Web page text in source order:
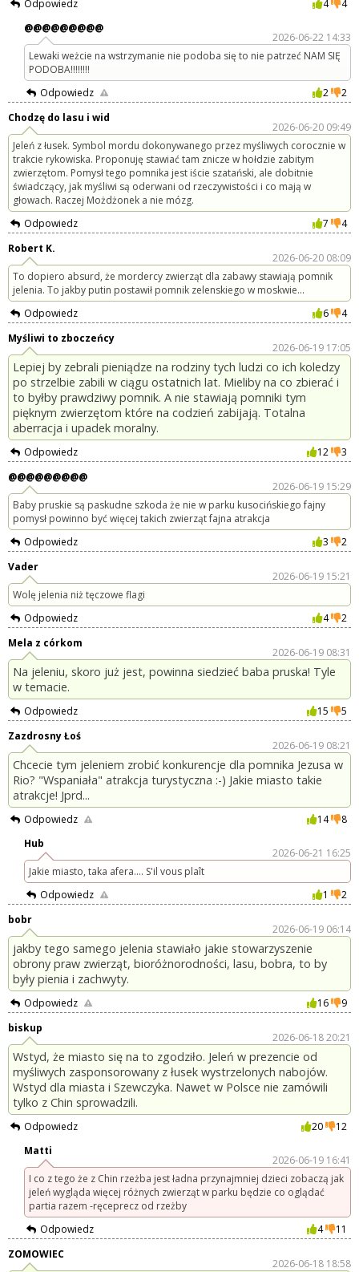
Odpowiedz 4
4
@@@@@@@@@
2026-06-22 14:33
Lewaki weżcie na wstrzymanie nie podoba się to nie patrzeć NAM SIĘ
PODOBA!!!!!!!!
Odpowiedz
2
2
Chodzę do lasu i wid
2026-06-20 09:49
Jeleń z łusek. Symbol mordu dokonywanego przez myśliwych corocznie w
trakcie rykowiska. Proponuję stawiać tam znicze w hołdzie zabitym
zwierzętom. Pomysł tego pomnika jest iście szatański, ale dobitnie
świadczący, jak myśliwi są oderwani od rzeczywistości i co mają w
głowach. Raczej Możdżonek a nie mózg.
Odpowiedz
7
4
Robert K.
2026-06-20 08:09
To dopiero absurd, że mordercy zwierząt dla zabawy stawiają pomnik
jelenia. To jakby putin postawił pomnik zelenskiego w moskwie...
Odpowiedz
6
4
Myśliwi to zboczeńcy
2026-06-19 17:05
Lepiej by zebrali pieniądze na rodziny tych ludzi co ich koledzy
po strzelbie zabili w ciągu ostatnich lat. Mieliby na co zbierać i
to byłby prawdziwy pomnik. A nie stawiają pomniki tym
pięknym zwierzętom które na codzień zabijają. Totalna
aberracja i upadek moralny.
Odpowiedz 12
3
@@@@@@@@@
2026-06-19 15:29
Baby pruskie są paskudne szkoda że nie w parku kusocińskiego fajny
pomysł powinno być więcej takich zwierząt fajna atrakcja
Odpowiedz
3
2
Vader
2026-06-19 15:21
Wolę jelenia niż tęczowe flagi
Odpowiedz
4
2
Mela z córkom
2026-06-19 08:31
Na jeleniu, skoro już jest, powinna siedzieć baba pruska! Tyle
w temacie.
Odpowiedz 15
5
Zazdrosny Łoś
2026-06-19 08:21
Chcecie tym jeleniem zrobić konkurencje dla pomnika Jezusa w
Rio? "Wspaniała" atrakcja turystyczna :-) Jakie miasto takie
atrakcje! Jprd...
Odpowiedz 14
8
Hub
2026-06-21 16:25
Jakie miasto, taka afera.... S'il vous plaît
Odpowiedz
1
2
bobr
2026-06-19 06:14
jakby tego samego jelenia stawiało jakie stowarzyszenie
obrony praw zwierząt, bioróżnorodności, lasu, bobra, to by
były pienia i zachwyty.
Odpowiedz 16
9
biskup
2026-06-18 20:21
Wstyd, że miasto się na to zgodziło. Jeleń w prezencie od
myśliwych zasponsorowany z łusek wystrzelonych nabojów.
Wstyd dla miasta i Szewczyka. Nawet w Polsce nie zamówili
tylko z Chin sprowadzili.
Odpowiedz 20
12
Matti
2026-06-19 16:41
I co z tego że z Chin rzeżba jest ładna przynajmniej dzieci zobaczą jak
jeleń wygląda więcej różnych zwierząt w parku będzie co oglądać
partia razem -ręceprecz od rzeżby
Odpowiedz
4
11
ZOMOWIEC
2026-06-18 18:58